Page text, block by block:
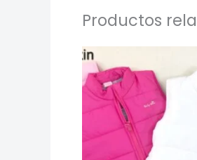
Productos